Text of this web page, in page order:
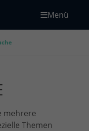
Menü
mehrere
Themen